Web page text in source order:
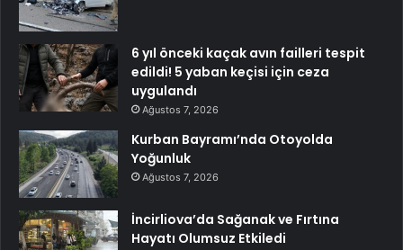
6 yıl önceki kaçak avın failleri tespit
edildi! 5 yaban keçisi için ceza
uygulandı
Ağustos 7, 2026
Kurban Bayramı’nda Otoyolda
Yoğunluk
Ağustos 7, 2026
İncirliova’da Sağanak ve Fırtına
Hayatı Olumsuz Etkiledi